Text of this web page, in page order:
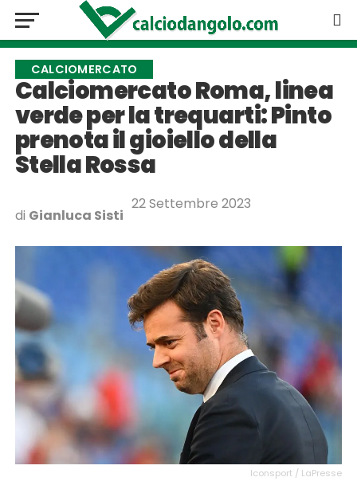
CALCIOMERCATO
Calciomercato Roma, linea
verde per la trequarti: Pinto
prenota il gioiello della
Stella Rossa
di Gianluca Sisti
22 Settembre 2023
Iconsport / LaPresse